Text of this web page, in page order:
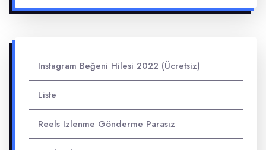
Instagram Beğeni Hilesi 2022 (Ücretsiz)
Liste
Reels Izlenme Gönderme Parasız